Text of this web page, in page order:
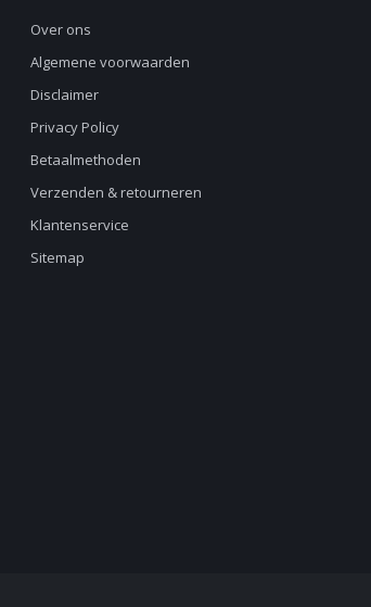
Over ons
Algemene voorwaarden
Disclaimer
Privacy Policy
Betaalmethoden
Verzenden & retourneren
Klantenservice
Sitemap